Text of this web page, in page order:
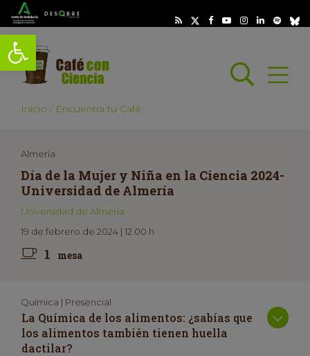
Abrir barra de herramientas
Abrir
Inicio Encuentra tu Café
Almería
Día de la Mujer y Niña en la Ciencia 2024-
Universidad de Almería
Universidad de Almería
19 de febrero de 2024 | 12.00 h
1 mesa
Química | Presencial
La Química de los alimentos: ¿sabías que
los alimentos también tienen huella
dactilar?